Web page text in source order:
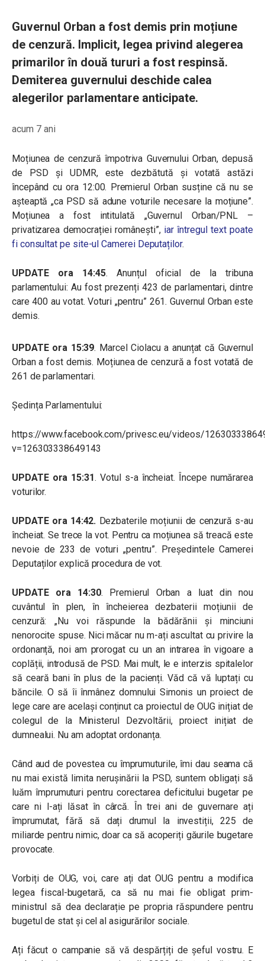
Guvernul Orban a fost demis prin moțiune
de cenzură. Implicit, legea privind alegerea
primarilor în două tururi a fost respinsă.
Demiterea guvernului deschide calea
alegerilor parlamentare anticipate.
acum 7 ani
Moțiunea de cenzură împotriva Guvernului Orban, depusă
de PSD și UDMR, este dezbătută și votată astăzi
începând cu ora 12:00. Premierul Orban susține că nu se
așteaptă „ca PSD să adune voturile necesare la moțiune”.
Moțiunea a fost intitulată „Guvernul Orban/PNL –
privatizarea democrației românești”, iar întregul text poate
fi consultat pe site-ul Camerei Deputaților.
UPDATE ora 14:45. Anunțul oficial de la tribuna
parlamentului: Au fost prezenți 423 de parlamentari, dintre
care 400 au votat. Voturi „pentru” 261. Guvernul Orban este
demis.
UPDATE ora 15:39. Marcel Ciolacu a anunțat că Guvernul
Orban a fost demis. Moțiunea de cenzură a fost votată de
261 de parlamentari.
Ședința Parlamentului:
https://www.facebook.com/privesc.eu/videos/
v=126303338649143
UPDATE ora 15:31. Votul s-a încheiat. Începe numărarea
voturilor.
UPDATE ora 14:42. Dezbaterile moțiunii de cenzură s-au
încheiat. Se trece la vot. Pentru ca moțiunea să treacă este
nevoie de 233 de voturi „pentru”. Președintele Camerei
Deputaților explică procedura de vot.
UPDATE ora 14:30. Premierul Orban a luat din nou
cuvântul în plen, în încheierea dezbaterii moțiunii de
cenzură: „Nu voi răspunde la bădărănii și minciuni
nenorocite spuse. Nici măcar nu m-ați ascultat cu privire la
ordonanță, noi am prorogat cu un an intrarea în vigoare a
coplății, introdusă de PSD. Mai mult, le e interzis spitalelor
să ceară bani în plus de la pacienți. Văd că vă luptați cu
băncile. O să îi înmânez domnului Simonis un proiect de
lege care are același conținut ca proiectul de OUG inițiat de
colegul de la Ministerul Dezvoltării, proiect inițiat de
dumnealui. Nu am adoptat ordonanța.
Când aud de povestea cu împrumuturile, îmi dau seama că
nu mai există limita nerușinării la PSD, suntem obligați să
luăm împrumuturi pentru corectarea deficitului bugetar pe
care ni l-ați lăsat în cârcă. În trei ani de guvernare ați
împrumutat, fără să dați drumul la investiții, 225 de
miliarde pentru nimic, doar ca să acoperiți găurile bugetare
provocate.
Vorbiți de OUG, voi, care ați dat OUG pentru a modifica
legea fiscal-bugetară, ca să nu mai fie obligat prim-
ministrul să dea declarație pe propria răspundere pentru
bugetul de stat și cel al asigurărilor sociale.
Ați făcut o campanie să vă despărțiți de șeful vostru. E